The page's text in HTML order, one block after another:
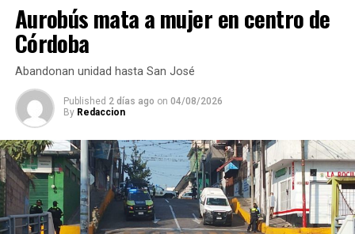
Testigos solicitaron el apoyo de los cuerpos de
emergencia, quienes brindaron atención prehospitalaria
a los lesionados y los trasladaron a un hospital para su
valoración médica.
De acuerdo con versiones recabadas en el lugar, el
conductor del automóvil permaneció en el sitio tras el
percance, en tanto las autoridades realizaron las
diligencias correspondientes para determinar las causas
del accidente y el deslinde de responsabilidades.
Aurobús mata a mujer en centro de
Córdoba
Abandonan unidad hasta San José
Published 2 días ago on 04/08/2026
By Redaccion